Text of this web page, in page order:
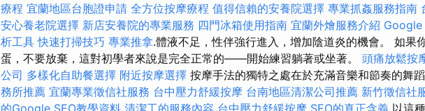
療程 宜蘭地區台胞證申請 全方位按摩療程 值得信賴的安養院選擇 專業抓姦服務指南
安心養老院選擇 新店安養院的專業服務 四門冰箱使用指南 宜蘭外燴服務介紹
析工具 快速打掃技巧 專業推拿.體液不足，性伴強行進入，增加陰道炎的機會。 如果
蛋，不要放棄，這對初學者來說是完全正常的——開始練習躺著或坐著。 頭痛放鬆按
公司 多樣化自助餐選擇 附近按摩選擇 按摩手法的獨特之處在於充滿音樂和節奏的舞蹈
務所推薦 宜蘭專業徵信社服務 台中壓力舒緩按摩 台南地區清潔公司推薦 新竹徵信社
的Google SEO教學資料 清潔工的服務內容 台中壓力舒緩按摩 SEO的真正含義 以這